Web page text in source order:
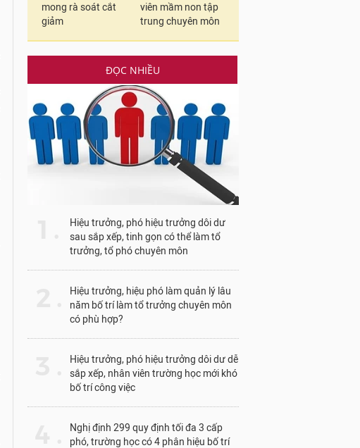
mong rà soát cắt
giảm
viên mầm non tập
trung chuyên môn
ĐỌC NHIỀU
Hiệu trưởng, phó hiệu trưởng dôi dư
sau sắp xếp, tinh gọn có thể làm tổ
trưởng, tổ phó chuyên môn
Hiệu trưởng, hiệu phó làm quản lý lâu
năm bố trí làm tổ trưởng chuyên môn
có phù hợp?
Hiệu trưởng, phó hiệu trưởng dôi dư dễ
sắp xếp, nhân viên trường học mới khó
bố trí công việc
Nghị định 299 quy định tối đa 3 cấp
phó, trường học có 4 phân hiệu bố trí